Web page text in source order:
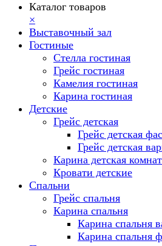
Каталог товаров
×
Выставочный зал
Гостиные
Стелла гостиная
Грейс гостиная
Камелия гостиная
Карина гостиная
Детские
Грейс детская
Грейс детская
Грейс детская
Карина детская
Кровати детские
Спальни
Грейс спальня
Карина спальня
Карина спальня
Карина спальня